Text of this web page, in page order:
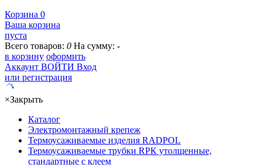
Корзина 0
Ваша корзина
пуста
Всего товаров: 0 На сумму: -
в корзину оформить
Аккаунт ВОЙТИ Вход
или регистрация
×Закрыть
Каталог
Электромонтажный крепеж
Термоусаживаемые изделия RADPOL
Термоусаживаемые трубки RPК утолщенные,
стандартные с клеем